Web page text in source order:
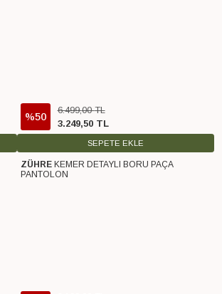
%50
6.499,00 TL
3.249,50 TL
SEPETE EKLE
Ücretsiz Kargo
ZÜHRE KEMER DETAYLI BORU PAÇA
PANTOLON